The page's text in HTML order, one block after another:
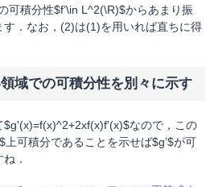
可積分性$f’\in L^2(\R)$からあまり振
．なお，(2)は(1)を用いれば直ちに得
域での可積分性を別々に示す
$g'(x)=f(x)^2+2xf(x)f'(x)$なので，この
可積分であることを示せば$g’$が可
．